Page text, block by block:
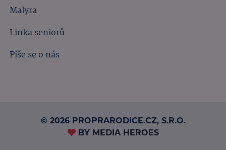
Malyra
Linka seniorů
Píše se o nás
© 2026 PROPRARODICE.CZ, S.R.O.
BY MEDIA HEROES